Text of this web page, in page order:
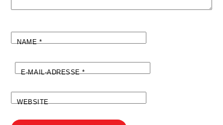
NAME*
E-MAIL-ADRESSE*
WEBSITE